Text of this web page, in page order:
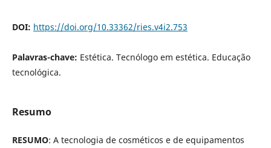
DOI: https://doi.org/10.33362/ries.v4i2.753
Palavras-chave: Estética. Tecnólogo em estética. Educação
tecnológica.
Resumo
RESUMO: A tecnologia de cosméticos e de equipamentos